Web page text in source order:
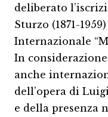
deliberato
Sturzo (1871-
Internazionale
In
anche
dell’opera di
e della presenza